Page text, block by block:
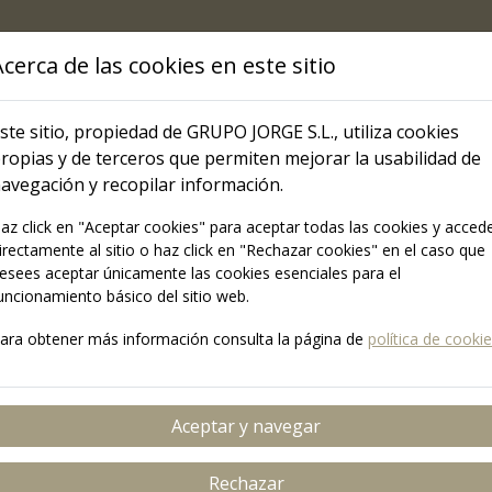
I+D Y CALIDAD
Grupo Jorge TV
INICIO VÍDEOS CATEGORÍAS
de las cookies en este sitio
sitio, propiedad de GRUPO JORGE S.L., utiliza cookies
y de terceros que permiten mejorar la usabilidad de
y recopilar información.
click en "Aceptar cookies" para aceptar todas las cookies y
al sitio o haz click en "Rechazar cookies" en el caso que
aceptar únicamente las cookies esenciales para el
básico del sitio web.
obtener más información consulta la página de política de
Aceptar y navegar
Rechazar